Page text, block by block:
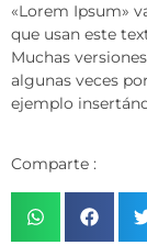
«Lorem Ipsum»
que usan este
Muchas
algunas veces
ejemplo
Comparte :